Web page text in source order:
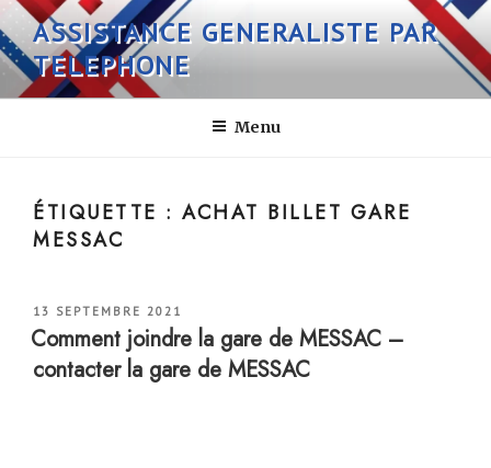
Aller
au
contenu
principal
ASSISTANCE GENERALISTE PAR
TELEPHONE
Menu
ÉTIQUETTE :ACHAT BILLET GARE
MESSAC
PUBLIÉ
LE
13 SEPTEMBRE 2021
Comment joindre la gare de MESSAC –
contacter la gare de MESSAC